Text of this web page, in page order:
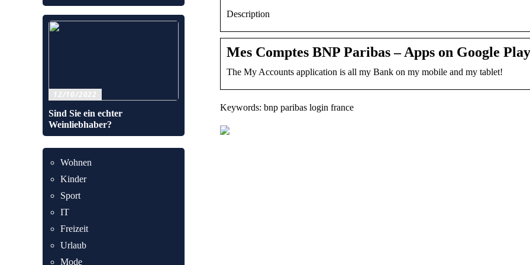
Description
Mes Comptes BNP Paribas – Apps on Google Play
The My Accounts application is all my Bank on my mobile and my tablet!
Keywords: bnp paribas login france
12/10/2022
Sind Sie ein echter
Weinliebhaber?
Wohnen
Kinder
Sport
IT
Freizeit
Urlaub
Mode